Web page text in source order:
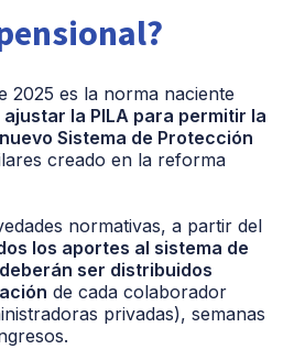
51
La migración a
sigue siendo para
mora,
correcciones,
UGPP, etc.
(minsalud.gov.co)
2025 es la norma naciente
la PILA para permitir la
Sistema de Protección
creado en la reforma
normativas, a partir del
los aportes al sistema de
ser distribuidos
de cada colaborador
privadas), semanas